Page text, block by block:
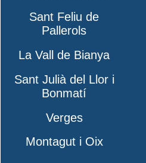
Sant Feliu de
Pallerols
La Vall de Bianya
Sant Julià del Llor i
Bonmatí
Verges
Montagut i Oix